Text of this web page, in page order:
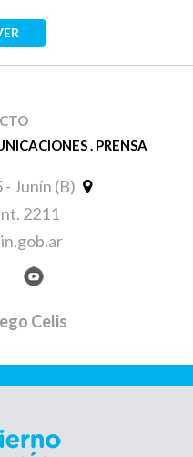
. PRENSA
Junín (B)
2211
Celis